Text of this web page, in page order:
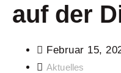
auf der
Februar 15,
Aktuelles